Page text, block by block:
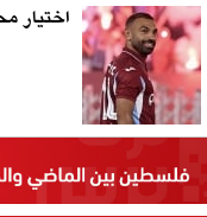
اختيار